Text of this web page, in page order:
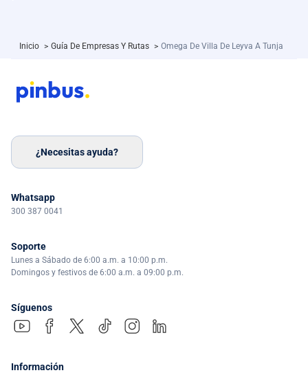
Inicio > Guía De Empresas Y Rutas > Omega De Villa De Leyva A Tunja
¿Necesitas ayuda?
Whatsapp
300 387 0041
Soporte
Lunes a Sábado de 6:00 a.m. a 10:00 p.m.
Domingos y festivos de 6:00 a.m. a 09:00 p.m.
Síguenos
Información